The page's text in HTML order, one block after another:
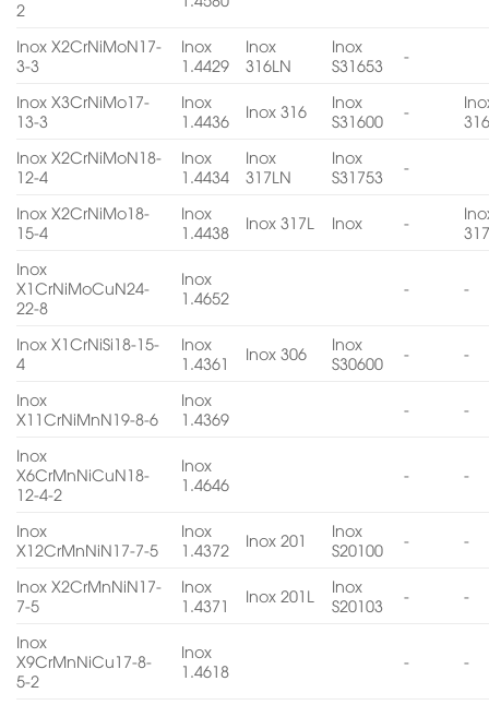
2
Inox X2CrNiMoN17-
3-3
Inox
1.4429
Inox
316LN
Inox
S31653
-
Inox X3CrNiMo17-
13-3
Inox
1.4436
Inox 316
Inox
S31600
-
Inox X2CrNiMoN18-
12-4
Inox
1.4434
Inox
317LN
Inox
S31753
-
Inox X2CrNiMo18-
15-4
Inox
1.4438
Inox 317L Inox -
Inox
X1CrNiMoCuN24-
22-8
Inox
1.4652
- -
Inox X1CrNiSi18-15-
4
Inox
1.4361
Inox 306
Inox
S30600
- -
Inox
X11CrNiMnN19-8-6
Inox
1.4369
- -
Inox
X6CrMnNiCuN18-
12-4-2
Inox
1.4646
- -
Inox
X12CrMnNiN17-7-5
Inox
1.4372
Inox 201
Inox
S20100
- -
Inox X2CrMnNiN17-
7-5
Inox
1.4371
Inox 201L
Inox
S20103
- -
Inox
X9CrMnNiCu17-8-
5-2
Inox
1.4618
- -